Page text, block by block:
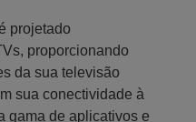
projetado
proporcionando
da sua televisão
sua conectividade à
gama de aplicativos e